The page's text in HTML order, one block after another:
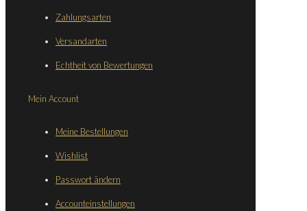
Zahlungsarten
Versandarten
Echtheit von Bewertungen
Mein Account
Meine Bestellungen
Wishlist
Passwort ändern
Accounteinstellungen